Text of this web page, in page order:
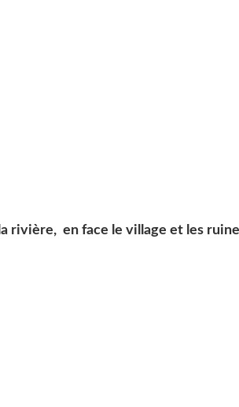
rivière, en face le village et les